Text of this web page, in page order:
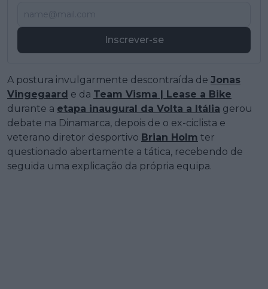
Inscrever-se
A postura invulgarmente descontraída de Jonas
Vingegaard e da Team Visma | Lease a Bike
durante a etapa inaugural da Volta a Itália gerou
debate na Dinamarca, depois de o ex-ciclista e
veterano diretor desportivo Brian Holm ter
questionado abertamente a tática, recebendo de
seguida uma explicação da própria equipa.